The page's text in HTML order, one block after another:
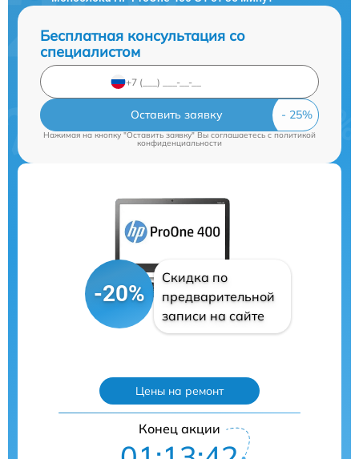
Бесплатная консультация со
специалистом
Оставить заявку
Нажимая на кнопку "Оставить заявку" Вы соглашаетесь cполитикой
конфиденциальности
-20%
Скидка по
предварительной
записи на сайте
Цены на ремонт
Конец акции